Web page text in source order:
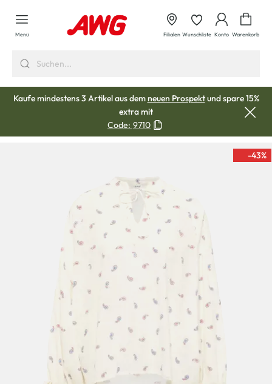
springen
Menü Filialen Wunschliste Konto Warenkorb
Kaufe mindestens 3 Artikel aus demneuen Prospektund spare 15%
extra mit
Code: 9710
-43%